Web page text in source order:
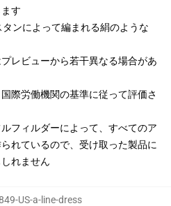
す
ンによって編まれる絹のような
レビューから若干異なる場合があ
際労働機関の基準に従って評価さ
フィルダーによって、すべてのア
れているので、受け取った製品に
れません
US-a-line-dress